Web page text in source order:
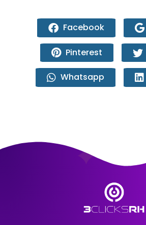
Facebook
Pinterest
Whatsapp